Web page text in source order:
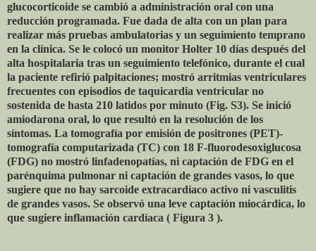
glucocorticoide se cambió a administración oral con una
reducción programada. Fue dada de alta con un plan para
realizar más pruebas ambulatorias y un seguimiento temprano
en la clínica. Se le colocó un monitor Holter 10 días después del
alta hospitalaria tras un seguimiento telefónico, durante el cual
la paciente refirió palpitaciones; mostró arritmias ventriculares
frecuentes con episodios de taquicardia ventricular no
sostenida de hasta 210 latidos por minuto (Fig. S3). Se inició
amiodarona oral, lo que resultó en la resolución de los
síntomas. La tomografía por emisión de positrones (PET)-
tomografía computarizada (TC) con 18 F-fluorodesoxiglucosa
(FDG) no mostró linfadenopatías, ni captación de FDG en el
parénquima pulmonar ni captación de grandes vasos, lo que
sugiere que no hay sarcoide extracardíaco activo ni vasculitis
de grandes vasos. Se observó una leve captación miocárdica, lo
que sugiere inflamación cardíaca ( Figura 3 ).